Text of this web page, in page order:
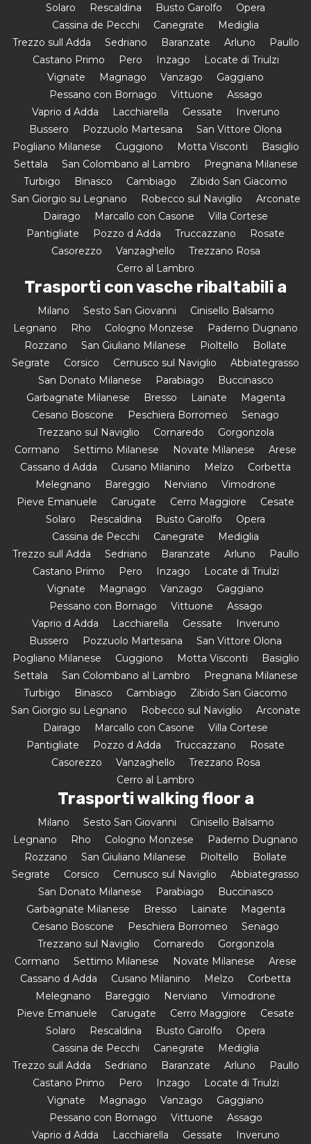
Solaro
Rescaldina Busto Garolfo
Opera
Cassina de Pecchi
Canegrate
Mediglia
Trezzo sull Adda
Sedriano Baranzate Arluno
Paullo
Castano Primo
Pero Inzago
Locate di Triulzi
Vignate
Magnago Vanzago
Gaggiano
Pessano con Bornago
Vittuone
Assago
Vaprio d Adda
Lacchiarella Gessate
Inveruno
Bussero
Pozzuolo Martesana
San Vittore Olona
Pogliano Milanese
Cuggiono Motta Visconti
Basiglio
Settala
San Colombano al Lambro
Pregnana Milanese
Turbigo
Binasco Cambiago
Zibido San Giacomo
San Giorgio su Legnano
Robecco sul Naviglio
Arconate
Dairago
Marcallo con Casone
Villa Cortese
Pantigliate
Pozzo d Adda Truccazzano
Rosate
Casorezzo
Vanzaghello
Trezzano Rosa
Cerro al Lambro
Trasporti con vasche ribaltabili a
Milano Sesto San Giovanni
Cinisello Balsamo
Legnano
Rho Cologno Monzese
Paderno Dugnano
Rozzano
San Giuliano Milanese Pioltello
Bollate
Segrate
Corsico Cernusco sul Naviglio
Abbiategrasso
San Donato Milanese
Parabiago
Buccinasco
Garbagnate Milanese
Bresso Lainate
Magenta
Cesano Boscone
Peschiera Borromeo
Senago
Trezzano sul Naviglio
Cornaredo
Gorgonzola
Cormano
Settimo Milanese Novate Milanese
Arese
Cassano d Adda
Cusano Milanino Melzo
Corbetta
Melegnano
Bareggio Nerviano
Vimodrone
Pieve Emanuele
Carugate Cerro Maggiore
Cesate
Solaro
Rescaldina Busto Garolfo
Opera
Cassina de Pecchi
Canegrate
Mediglia
Trezzo sull Adda
Sedriano Baranzate Arluno
Paullo
Castano Primo
Pero Inzago
Locate di Triulzi
Vignate
Magnago Vanzago
Gaggiano
Pessano con Bornago
Vittuone
Assago
Vaprio d Adda
Lacchiarella Gessate
Inveruno
Bussero
Pozzuolo Martesana
San Vittore Olona
Pogliano Milanese
Cuggiono Motta Visconti
Basiglio
Settala
San Colombano al Lambro
Pregnana Milanese
Turbigo
Binasco Cambiago
Zibido San Giacomo
San Giorgio su Legnano
Robecco sul Naviglio
Arconate
Dairago
Marcallo con Casone
Villa Cortese
Pantigliate
Pozzo d Adda Truccazzano
Rosate
Casorezzo
Vanzaghello
Trezzano Rosa
Cerro al Lambro
Trasporti walking floor a
Milano Sesto San Giovanni
Cinisello Balsamo
Legnano
Rho Cologno Monzese
Paderno Dugnano
Rozzano
San Giuliano Milanese Pioltello
Bollate
Segrate
Corsico Cernusco sul Naviglio
Abbiategrasso
San Donato Milanese
Parabiago
Buccinasco
Garbagnate Milanese
Bresso Lainate
Magenta
Cesano Boscone
Peschiera Borromeo
Senago
Trezzano sul Naviglio
Cornaredo
Gorgonzola
Cormano
Settimo Milanese Novate Milanese
Arese
Cassano d Adda
Cusano Milanino Melzo
Corbetta
Melegnano
Bareggio Nerviano
Vimodrone
Pieve Emanuele
Carugate Cerro Maggiore
Cesate
Solaro
Rescaldina Busto Garolfo
Opera
Cassina de Pecchi
Canegrate
Mediglia
Trezzo sull Adda
Sedriano Baranzate Arluno
Paullo
Castano Primo
Pero Inzago
Locate di Triulzi
Vignate
Magnago Vanzago
Gaggiano
Pessano con Bornago
Vittuone
Assago
Vaprio d Adda
Lacchiarella Gessate Inveruno